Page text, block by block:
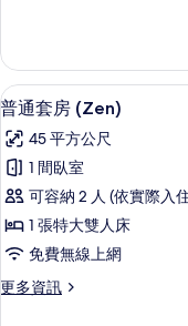
有
相
片
Skyline
Room
的
詳
情
顯
示
普
通
套
房
(Zen)
的
8
普通套房 (Zen)
45 平方公尺
1 間臥室
可容納 2 人 (依實際入
1 張特大雙人床
免費無線上網
更多資訊
更